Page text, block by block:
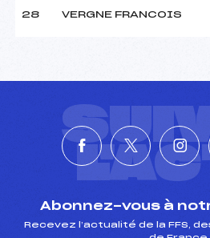
28 VERGNE FRANCOIS
Abonnez-vous à
Recevez l’actualité de la FFS,